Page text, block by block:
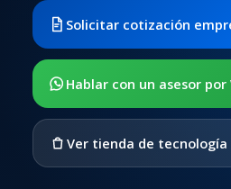
Solicitar cotización
Hablar con un asesor por
Ver tienda de tecnología